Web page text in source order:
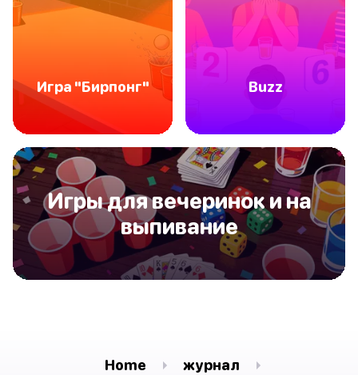
Игра "Бирпонг" Buzz
Игры для вечеринок и на
выпивание
Home
журнал